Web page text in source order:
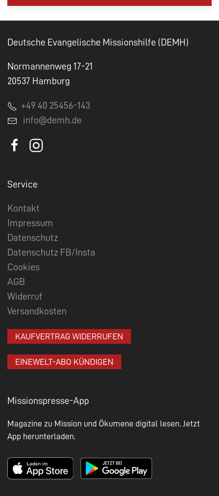
Deutsche Evangelische Missionshilfe (DEMH)
Normannenweg 17-21
20537 Hamburg
+49 40 25456-143
info@demh.de
Service
Kontakt
Impressum
Datenschutz
Datenschutz FB/Insta
Cookies
AGB
Widerruf
Versandkosten
KAUFVERTRAG WIDERRUFEN
EINEWELT-ABO KÜNDIGEN
Missionspresse-App
Magazine zu Mission und Ökumene digital lesen. Jetzt
App herunterladen.